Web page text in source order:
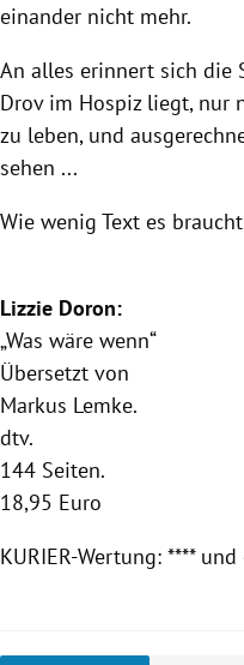
einander nicht mehr.
An alles erinnert sich die
Drov im Hospiz liegt, nur
zu leben, und
sehen ...
Wie wenig Text es
Lizzie Doron:
„Was wäre wenn“
Übersetzt von
Markus Lemke.
dtv.
144 Seiten.
18,95 Euro
KURIER-Wertung: ****